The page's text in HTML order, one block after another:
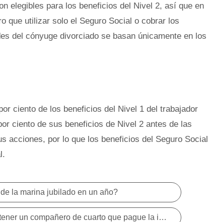
elegibles para los beneficios del Nivel 2, así que en
que utilizar solo el Seguro Social o cobrar los
del cónyuge divorciado se basan únicamente en los
ciento de los beneficios del Nivel 1 del trabajador
ciento de sus beneficios de Nivel 2 antes de las
acciones, por lo que los beneficios del Seguro Social
la marina jubilado en un año?
¿Cómo afecta el hecho de tener un compañero de cuarto que pague la incapacidad de los SS por cobrar?